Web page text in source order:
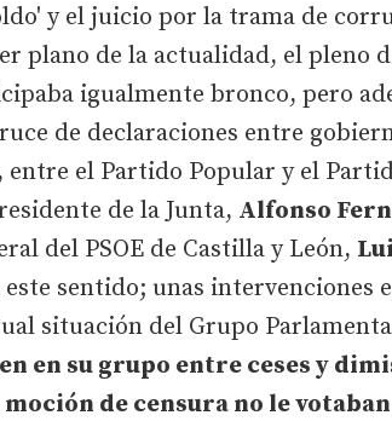
y el juicio por la trama de
plano de la actualidad, el pleno
igualmente bronco, pero
de declaraciones entre
entre el Partido Popular y el
de la Junta, Alfonso
del PSOE de Castilla y León,
sentido; unas intervenciones
situación del Grupo
en su grupo entre ceses y
de censura no le